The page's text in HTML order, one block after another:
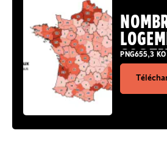
SOS
2024
PNG655,3 KO